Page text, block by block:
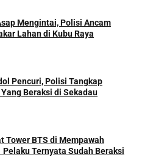
Mengintai, Polisi Ancam
Lahan di Kubu Raya
Pencuri, Polisi Tangkap
Beraksi di Sekadau
Tower BTS di Mempawah
Ternyata Sudah Beraksi